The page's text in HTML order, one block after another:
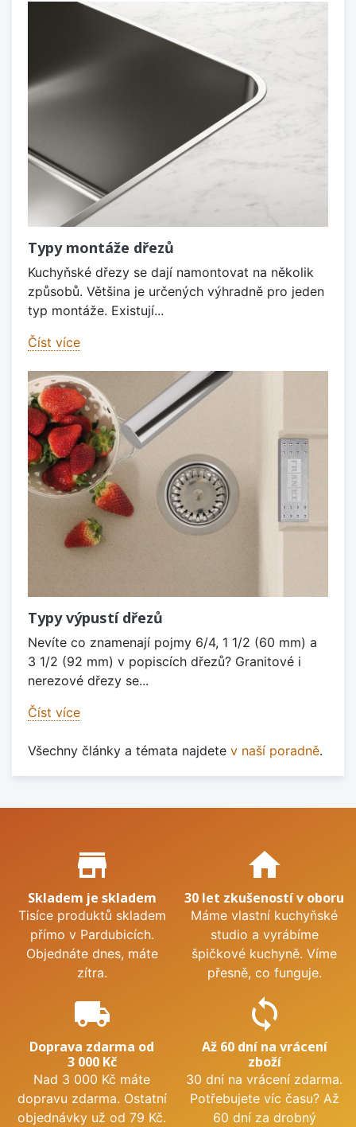
Typy montáže dřezů
Kuchyňské dřezy se dají namontovat na několik
způsobů. Většina je určených výhradně pro jeden
typ montáže. Existují...
Číst více
Typy výpustí dřezů
Nevíte co znamenají pojmy 6/4, 1 1/2 (60 mm) a
3 1/2 (92 mm) v popiscích dřezů? Granitové i
nerezové dřezy se...
Číst více
Všechny články a témata najdete v naší poradně.
Proč nakupovat u nás?
store_mall_directory
Skladem je skladem
Tisíce produktů skladem
přímo v Pardubicích.
Objednáte dnes, máte
zítra.
home
30 let zkušeností v oboru
Máme vlastní kuchyňské
studio a vyrábíme
špičkové kuchyně. Víme
přesně, co funguje.
local_shipping
Doprava zdarma od
3 000 Kč
Nad 3 000 Kč máte
dopravu zdarma. Ostatní
objednávky už od 79 Kč.
sync
Až 60 dní na vrácení
zboží
30 dní na vrácení zdarma.
Potřebujete víc času? Až
60 dní za drobný